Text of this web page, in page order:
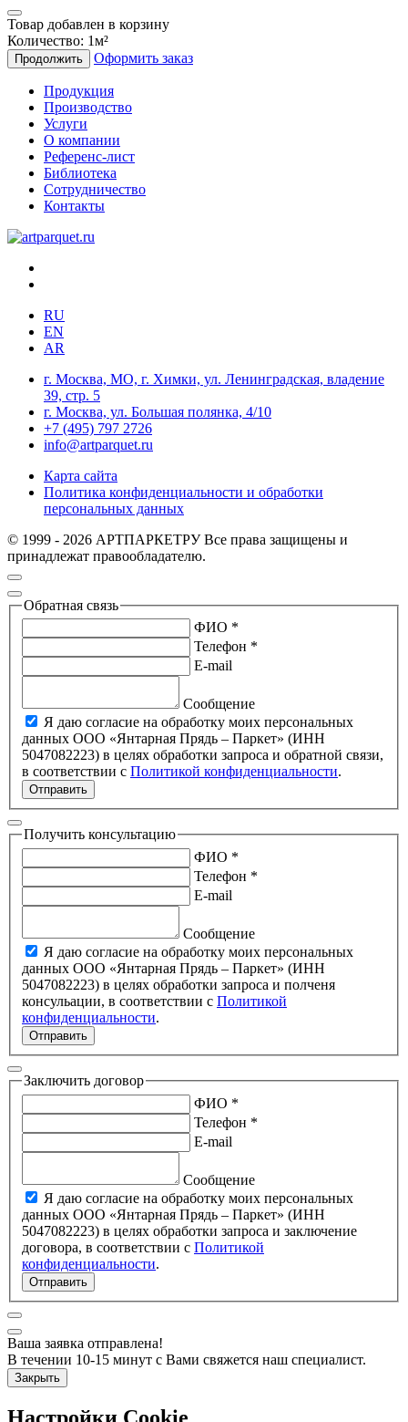
Товар добавлен в корзину
Количество: 1м²
Продолжить Оформить заказ
Продукция
Производство
Услуги
О компании
Референс-лист
Библиотека
Сотрудничество
Контакты
RU
EN
AR
г. Москва, МО, г. Химки, ул. Ленинградская, владение
39, стр. 5
г. Москва, ул. Большая полянка, 4/10
+7 (495) 797 2726
info@artparquet.ru
Карта сайта
Политика конфиденциальности и обработки
персональных данных
© 1999 - 2026 АРТПАРКЕТРУ Все права защищены и
принадлежат правообладателю.
Обратная связь
ФИО *
Телефон *
E-mail
Сообщение
Я даю согласие на обработку моих персональных
данных ООО «Янтарная Прядь – Паркет» (ИНН
5047082223) в целях обработки запроса и обратной связи,
в соответствии с Политикой конфиденциальности.
Отправить
Получить консультацию
ФИО *
Телефон *
E-mail
Сообщение
Я даю согласие на обработку моих персональных
данных ООО «Янтарная Прядь – Паркет» (ИНН
5047082223) в целях обработки запроса и полченя
консульации, в соответствии с Политикой
конфиденциальности.
Отправить
Заключить договор
ФИО *
Телефон *
E-mail
Сообщение
Я даю согласие на обработку моих персональных
данных ООО «Янтарная Прядь – Паркет» (ИНН
5047082223) в целях обработки запроса и заключение
договора, в соответствии с Политикой
конфиденциальности.
Отправить
Ваша заявка отправлена!
В течении 10-15 минут с Вами свяжется наш специалист.
Закрыть
Настройки Cookie